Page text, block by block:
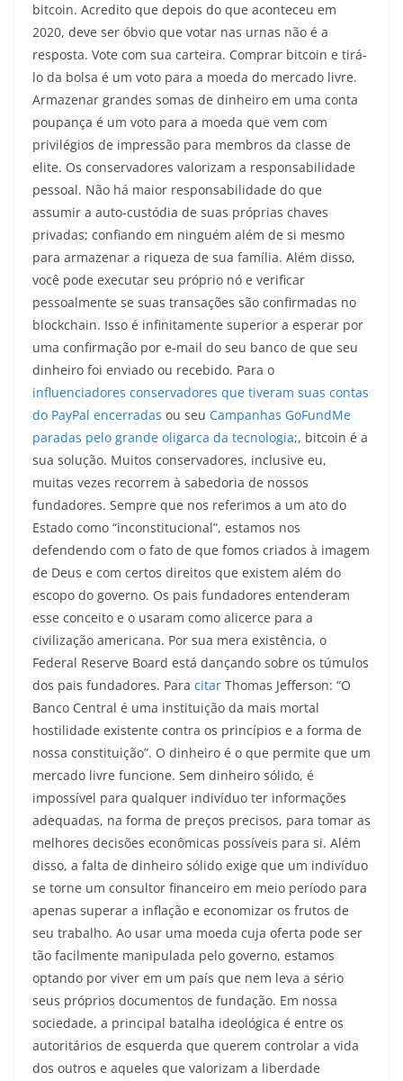
bitcoin. Acredito que depois do que aconteceu em
2020, deve ser óbvio que votar nas urnas não é a
resposta. Vote com sua carteira. Comprar bitcoin e tirá-
lo da bolsa é um voto para a moeda do mercado livre.
Armazenar grandes somas de dinheiro em uma conta
poupança é um voto para a moeda que vem com
privilégios de impressão para membros da classe de
elite. Os conservadores valorizam a responsabilidade
pessoal. Não há maior responsabilidade do que
assumir a auto-custódia de suas próprias chaves
privadas; confiando em ninguém além de si mesmo
para armazenar a riqueza de sua família. Além disso,
você pode executar seu próprio nó e verificar
pessoalmente se suas transações são confirmadas no
blockchain. Isso é infinitamente superior a esperar por
uma confirmação por e-mail do seu banco de que seu
dinheiro foi enviado ou recebido. Para o
influenciadores conservadores que tiveram suas contas
do PayPal encerradas ou seu Campanhas GoFundMe
paradas pelo grande oligarca da tecnologia;, bitcoin é a
sua solução. Muitos conservadores, inclusive eu,
muitas vezes recorrem à sabedoria de nossos
fundadores. Sempre que nos referimos a um ato do
Estado como “inconstitucional”, estamos nos
defendendo com o fato de que fomos criados à imagem
de Deus e com certos direitos que existem além do
escopo do governo. Os pais fundadores entenderam
esse conceito e o usaram como alicerce para a
civilização americana. Por sua mera existência, o
Federal Reserve Board está dançando sobre os túmulos
dos pais fundadores. Para citar Thomas Jefferson: “O
Banco Central é uma instituição da mais mortal
hostilidade existente contra os princípios e a forma de
nossa constituição”. O dinheiro é o que permite que um
mercado livre funcione. Sem dinheiro sólido, é
impossível para qualquer indivíduo ter informações
adequadas, na forma de preços precisos, para tomar as
melhores decisões econômicas possíveis para si. Além
disso, a falta de dinheiro sólido exige que um indivíduo
se torne um consultor financeiro em meio período para
apenas superar a inflação e economizar os frutos de
seu trabalho. Ao usar uma moeda cuja oferta pode ser
tão facilmente manipulada pelo governo, estamos
optando por viver em um país que nem leva a sério
seus próprios documentos de fundação. Em nossa
sociedade, a principal batalha ideológica é entre os
autoritários de esquerda que querem controlar a vida
dos outros e aqueles que valorizam a liberdade